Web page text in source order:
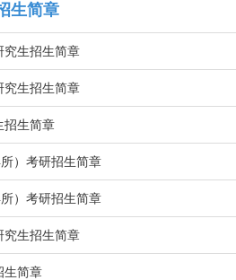
生简章
究生招生简章
究生招生简章
招生简章
）考研招生简章
）考研招生简章
究生招生简章
生简章